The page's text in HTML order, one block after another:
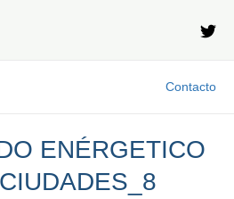
Contacto
ENÉRGETICO